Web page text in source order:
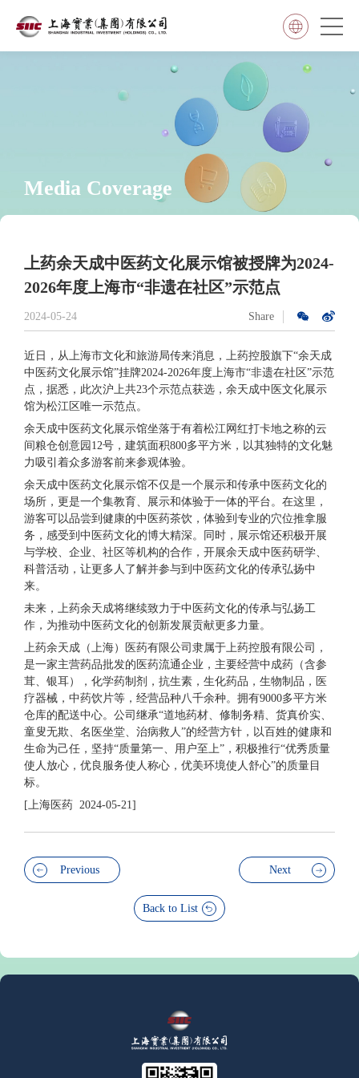
Media Coverage
上药余天成中医药文化展示馆被授牌为2024-
2026年度上海市“非遗在社区”示范点
2024-05-24 Share
近日，从上海市文化和旅游局传来消息，上药控股旗下“余天成
中医药文化展示馆”挂牌2024-2026年度上海市“非遗在社区”示范
点，据悉，此次沪上共23个示范点获选，余天成中医文化展示
馆为松江区唯一示范点。
余天成中医药文化展示馆坐落于有着松江网红打卡地之称的云
间粮仓创意园12号，建筑面积800多平方米，以其独特的文化魅
力吸引着众多游客前来参观体验。
余天成中医药文化展示馆不仅是一个展示和传承中医药文化的
场所，更是一个集教育、展示和体验于一体的平台。在这里，
游客可以品尝到健康的中医药茶饮，体验到专业的穴位推拿服
务，感受到中医药文化的博大精深。同时，展示馆还积极开展
与学校、企业、社区等机构的合作，开展余天成中医药研学、
科普活动，让更多人了解并参与到中医药文化的传承弘扬中
来。
未来，上药余天成将继续致力于中医药文化的传承与弘扬工
作，为推动中医药文化的创新发展贡献更多力量。
上药余天成（上海）医药有限公司隶属于上药控股有限公司，
是一家主营药品批发的医药流通企业，主要经营中成药（含参
茸、银耳），化学药制剂，抗生素，生化药品，生物制品，医
疗器械，中药饮片等，经营品种八千余种。拥有9000多平方米
仓库的配送中心。公司继承“道地药材、修制务精、货真价实、
童叟无欺、名医坐堂、治病救人”的经营方针，以百姓的健康和
生命为己任，坚持“质量第一、用户至上”，积极推行“优秀质量
使人放心，优良服务使人称心，优美环境使人舒心”的质量目
标。
[上海医药 2024-05-21]
Previous
Back to List
Next